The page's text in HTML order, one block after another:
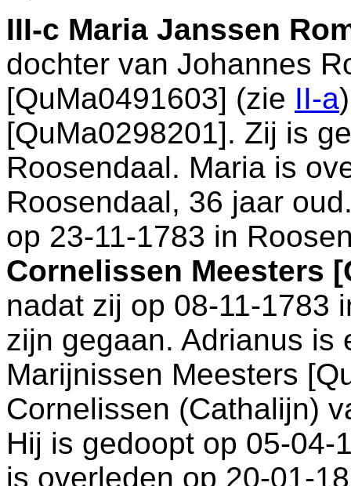
III-c Maria Janssen
dochter van Johannes
[QuMa0491603] (zie II-a
[QuMa0298201]. Zij is
Roosendaal. Maria is
Roosendaal, 36 jaar
op 23-11-1783 in
Cornelissen Meesters
nadat zij op 08-11-1783
zijn gegaan. Adrianus
Marijnissen Meesters
Cornelissen (Cathalijn)
Hij is gedoopt op 05-
is overleden op 20-01-